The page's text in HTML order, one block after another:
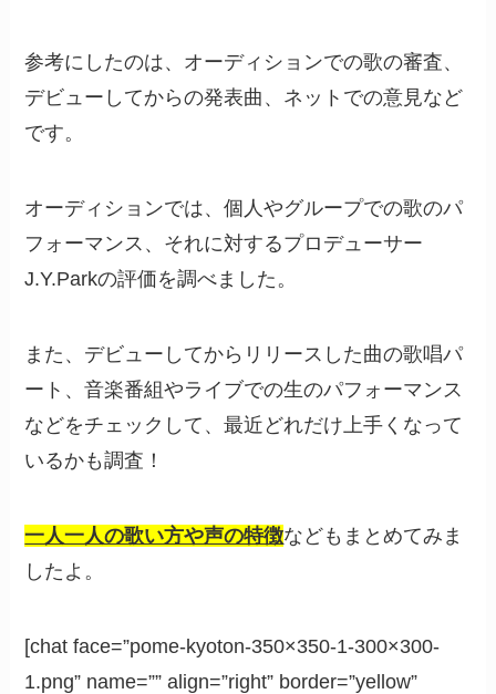
参考にしたのは、オーディションでの歌の審査、
デビューしてからの発表曲、ネットでの意見など
です。
オーディションでは、個人やグループでの歌のパ
フォーマンス、それに対するプロデューサー
J.Y.Parkの評価を調べました。
また、デビューしてからリリースした曲の歌唱パ
ート、音楽番組やライブでの生のパフォーマンス
などをチェックして、最近どれだけ上手くなって
いるかも調査！
一人一人の歌い方や声の特徴などもまとめてみま
したよ。
[chat face=”pome-kyoton-350×350-1-300×300-
1.png” name=”” align=”right” border=”yellow”